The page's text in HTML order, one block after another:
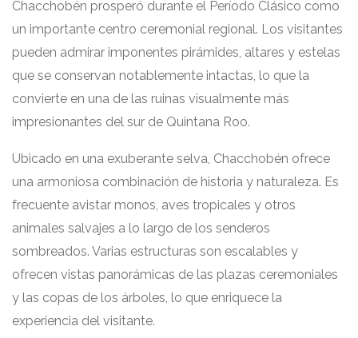
Chacchobén prosperó durante el Período Clásico como
un importante centro ceremonial regional. Los visitantes
pueden admirar imponentes pirámides, altares y estelas
que se conservan notablemente intactas, lo que la
convierte en una de las ruinas visualmente más
impresionantes del sur de Quintana Roo.
Ubicado en una exuberante selva, Chacchobén ofrece
una armoniosa combinación de historia y naturaleza. Es
frecuente avistar monos, aves tropicales y otros
animales salvajes a lo largo de los senderos
sombreados. Varias estructuras son escalables y
ofrecen vistas panorámicas de las plazas ceremoniales
y las copas de los árboles, lo que enriquece la
experiencia del visitante.